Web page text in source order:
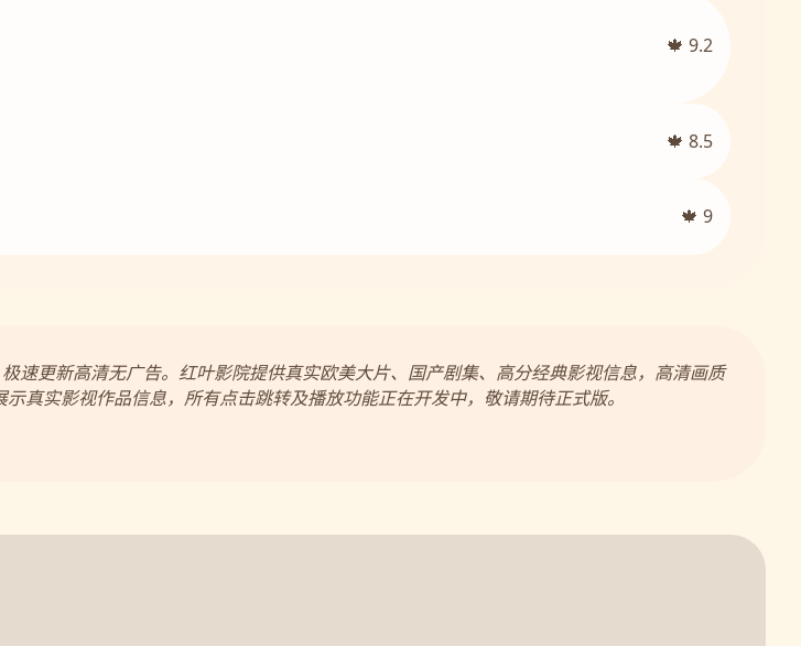
🍁 9.2
🍁 8.5
🍁 9
更新高清无广告。红叶影院提供真实欧美大片、国产剧集、高分经典影视信息，高清画质
真实影视作品信息，所有点击跳转及播放功能正在开发中，敬请期待正式版。